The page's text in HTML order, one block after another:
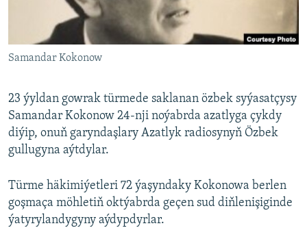
Samandar Kokonow
23 ýyldan gowrak türmede saklanan özbek syýasatçysy
Samandar Kokonow 24-nji noýabrda azatlyga çykdy
diýip, onuň garyndaşlary Azatlyk radiosynyň Özbek
gullugyna aýtdylar.
Türme häkimiýetleri 72 ýaşyndaky Kokonowa berlen
goşmaça möhletiň oktýabrda geçen sud diňlenişiginde
ýatyrylandygyny aýdypdyrlar.